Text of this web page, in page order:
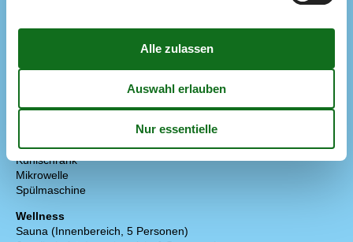
Nachbar
10 m
Küche
Gefriertruhe
Kaffeemaschine
Kühlschrank
Mikrowelle
Spülmaschine
Wellness
Sauna (Innenbereich, 5 Personen)